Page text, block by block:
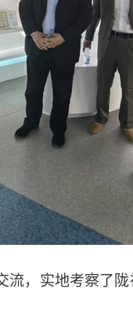
，实地考察了